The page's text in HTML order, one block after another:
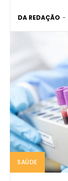
DA REDAÇÃO -
SAÚDE